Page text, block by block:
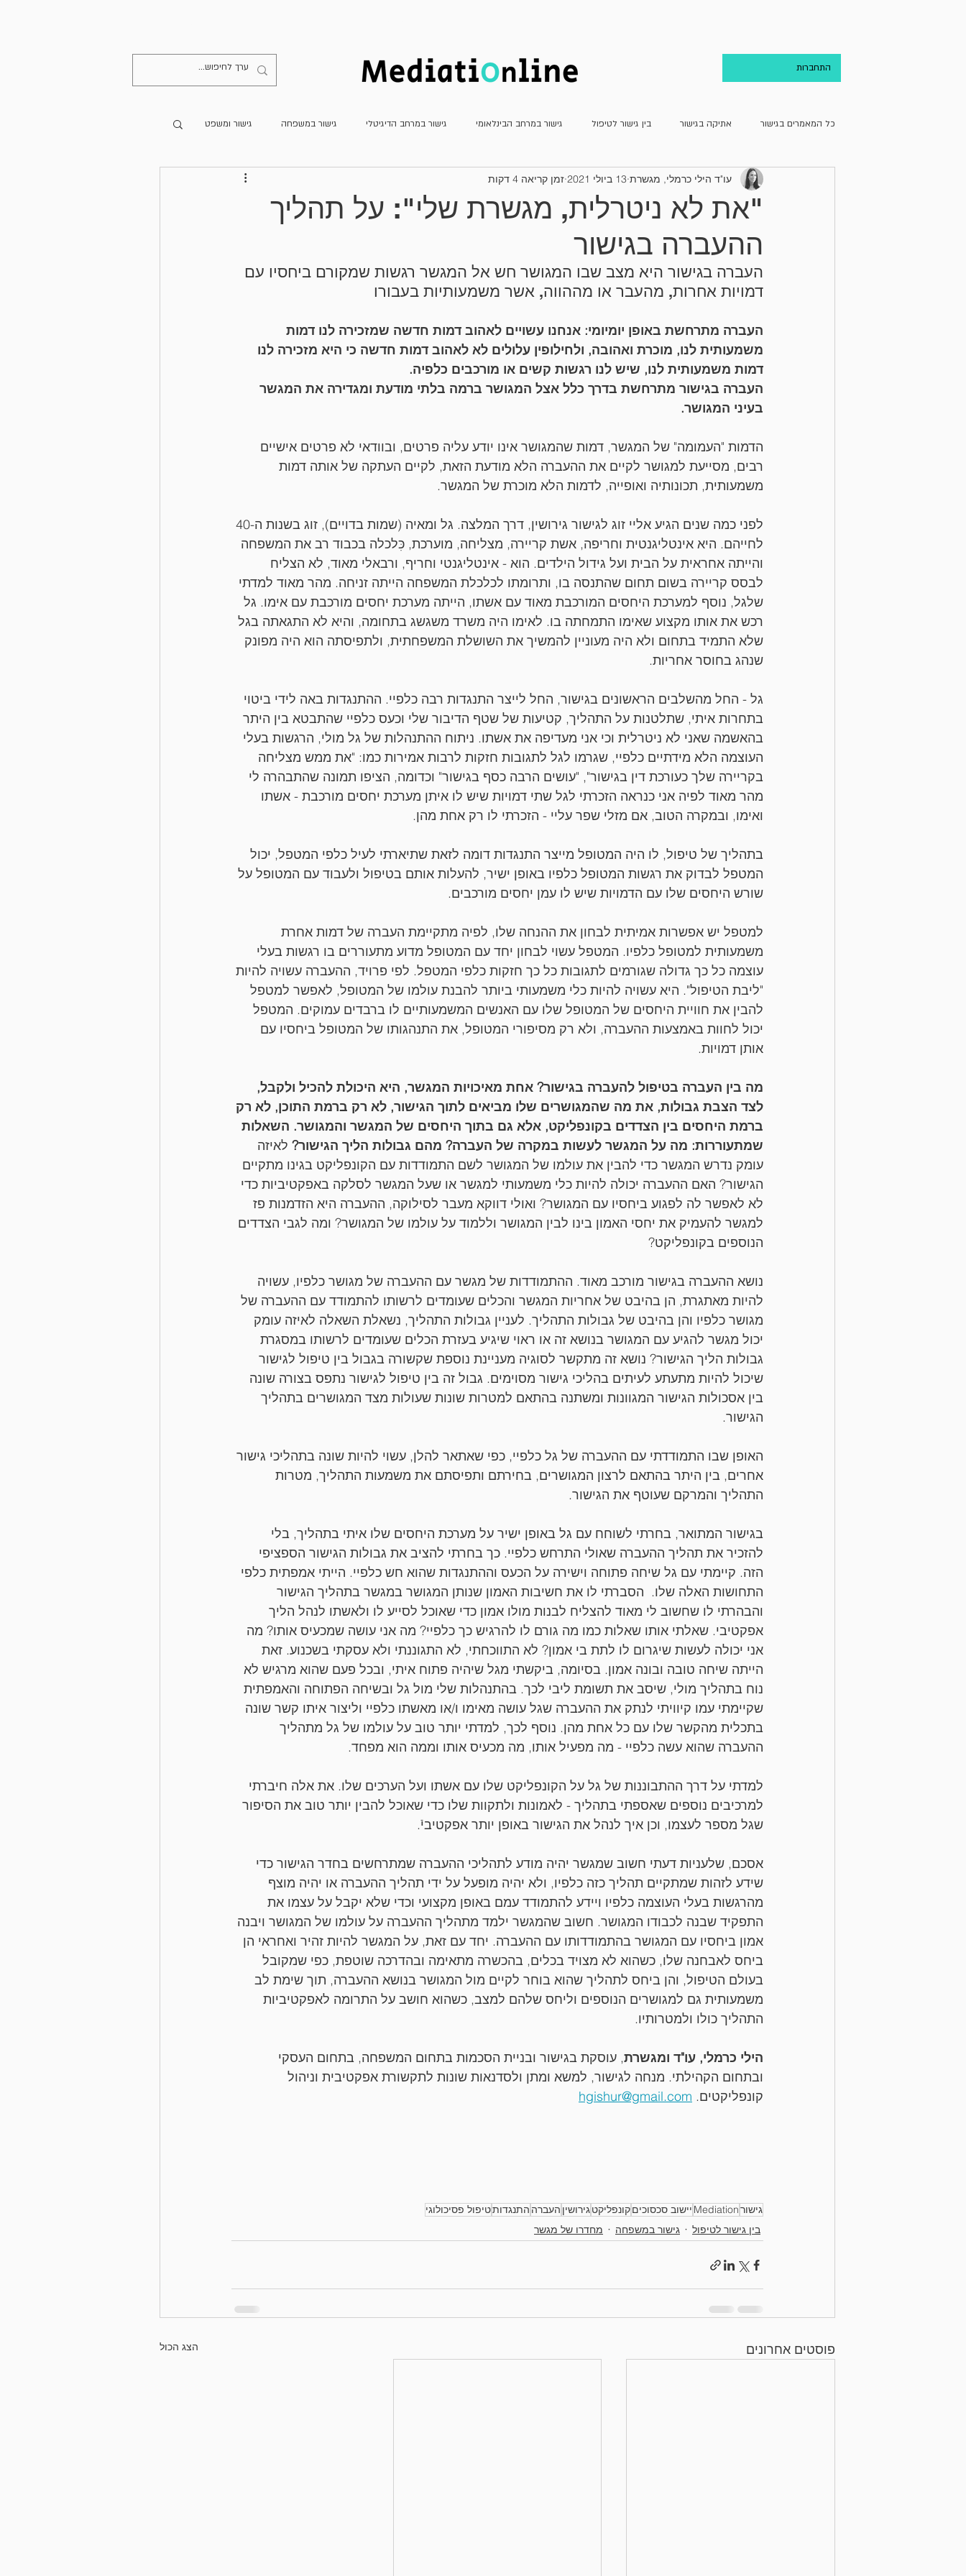
התחברות
כל המאמרים בגישור אתיקה בגישור בין גישור לטיפול גישור במרחב הבינלאומי גישור במרחב הדיגיטלי גישור במשפחה גישור ומשפט
גישור ועריכת הדין גישור וקהילה גישור פלילי גישור שהמדינה צד לו
מחדרו של מגשר מן האקדמיה עדכוני פסיקה
"את לא ניטרלית, מגשרת שלי": על תהליך
ההעברה בגישור
עו"ד הילי כרמלי, מגשרת 13 ביולי 2021 זמן קריאה 4 דקות
העברה בגישור היא מצב שבו המגושר חש אל המגשר רגשות שמקורם ביחסיו עם
דמויות אחרות, מהעבר או מההווה, אשר משמעותיות בעבורו
העברה מתרחשת באופן יומיומי: אנחנו עשויים לאהוב דמות חדשה שמזכירה לנו דמות
משמעותית לנו, מוכרת ואהובה, ולחילופין עלולים לא לאהוב דמות חדשה כי היא מזכירה לנו
דמות משמעותית לנו, שיש לנו רגשות קשים או מורכבים כלפיה.
העברה בגישור מתרחשת בדרך כלל אצל המגושר ברמה בלתי מודעת ומגדירה את המגשר
בעיני המגושר.
הדמות "העמומה" של המגשר, דמות שהמגושר אינו יודע עליה פרטים, ובוודאי לא פרטים אישיים
רבים, מסייעת למגושר לקיים את ההעברה הלא מודעת הזאת, לקיים העתקה של אותה דמות
משמעותית, תכונותיה ואופייה, לדמות הלא מוכרת של המגשר.
לחייהם. היא אינטליגנטית וחריפה, אשת קריירה, מצליחה, מוערכת, כִּלכלה בכבוד רב את המשפחה
והייתה אחראית על הבית ועל גידול הילדים. הוא - אינטליגנטי וחריף, ורבאלי מאוד, לא הצליח
לבסס קריירה בשום תחום שהתנסה בו, ותרומתו לכלכלת המשפחה הייתה זניחה. מהר מאוד למדתי
שלגל, נוסף למערכת היחסים המורכבת מאוד עם אשתו, הייתה מערכת יחסים מורכבת עם אימו. גל
רכש את אותו מקצוע שאימו התמחתה בו. לאימו היה משרד משגשג בתחומה, והיא לא התגאתה בגל
שלא התמיד בתחום ולא היה מעוניין להמשיך את השושלת המשפחתית, ולתפיסתה הוא היה מפונק
שנהג בחוסר אחריות.
גל - החל מהשלבים הראשונים בגישור, החל לייצר התנגדות רבה כלפיי. ההתנגדות באה לידי ביטוי
בתחרות איתי, שתלטנות על התהליך, קטיעות של שטף הדיבור שלי וכעס כלפיי שהתבטא בין היתר
בהאשמה שאני לא ניטרלית וכי אני מעדיפה את אשתו. ניתוח ההתנהלות של גל מולי, הרגשות בעלי
העוצמה הלא מידתיים כלפיי, שגרמו לגל לתגובות חזקות לרבות אמירות כמו: "את ממש מצליחה
בקריירה שלך כעורכת דין בגישור", "עושים הרבה כסף בגישור" וכדומה, הציפו תמונה שהתבהרה לי
מהר מאוד לפיה אני כנראה הזכרתי לגל שתי דמויות שיש לו איתן מערכת יחסים מורכבת - אשתו
ואימו, ובמקרה הטוב, אם מזלי שפר עליי - הזכרתי לו רק אחת מהן.
בתהליך של טיפול, לו היה המטופל מייצר התנגדות דומה לזאת שתיארתי לעיל כלפי המטפל, יכול
המטפל לבדוק את רגשות המטופל כלפיו באופן ישיר, להעלות אותם בטיפול ולעבוד עם המטופל על
שורש היחסים שלו עם הדמויות שיש לו עמן יחסים מורכבים.
למטפל יש אפשרות אמיתית לבחון את ההנחה שלו, לפיה מתקיימת העברה של דמות אחרת
משמעותית למטופל כלפיו. המטפל עשוי לבחון יחד עם המטופל מדוע מתעוררים בו רגשות בעלי
עוצמה כל כך גדולה שגורמים לתגובות כל כך חזקות כלפי המטפל. לפי פרויד, ההעברה עשויה להיות
"ליבת הטיפול". היא עשויה להיות כלי משמעותי ביותר להבנת עולמו של המטופל, לאפשר למטפל
להבין את חוויית היחסים של המטופל שלו עם האנשים המשמעותיים לו ברבדים עמוקים. המטפל
יכול לחוות באמצעות ההעברה, ולא רק מסיפורי המטופל, את התנהגותו של המטופל ביחסיו עם
אותן דמויות.
מה בין העברה בטיפול להעברה בגישור? אחת מאיכויות המגשר, היא היכולת להכיל ולקבל,
לצד הצבת גבולות, את מה שהמגושרים שלו מביאים לתוך הגישור, לא רק ברמת התוכן, לא רק
ברמת היחסים בין הצדדים בקונפליקט, אלא גם בתוך היחסים של המגשר והמגושר. השאלות
שמתעוררות: מה על המגשר לעשות במקרה של העברה? מהם גבולות הליך הגישור? לאיזה
עומק נדרש המגשר כדי להבין את עולמו של המגושר לשם התמודדות עם הקונפליקט בגינו מתקיים
הגישור? האם ההעברה יכולה להיות כלי משמעותי למגשר או שעל המגשר לסלקה באפקטיביות כדי
לא לאפשר לה לפגוע ביחסיו עם המגושר? ואולי דווקא מעבר לסילוקה, ההעברה היא הזדמנות פז
למגשר להעמיק את יחסי האמון בינו לבין המגושר וללמוד על עולמו של המגושר? ומה לגבי הצדדים
הנוספים בקונפליקט?
נושא ההעברה בגישור מורכב מאוד. ההתמודדות של מגשר עם ההעברה של מגושר כלפיו, עשויה
להיות מאתגרת, הן בהיבט של אחריות המגשר והכלים שעומדים לרשותו להתמודד עם ההעברה של
מגושר כלפיו והן בהיבט של גבולות התהליך. לעניין גבולות התהליך, נשאלת השאלה לאיזה עומק
יכול מגשר להגיע עם המגושר בנושא זה או ראוי שיגיע בעזרת הכלים שעומדים לרשותו במסגרת
גבולות הליך הגישור? נושא זה מתקשר לסוגיה מעניינת נוספת שקשורה בגבול בין טיפול לגישור
שיכול להיות מתעתע לעיתים בהליכי גישור מסוימים. גבול זה בין טיפול לגישור נתפס בצורה שונה
בין אסכולות הגישור המגוונות ומשתנה בהתאם למטרות שונות שעולות מצד המגושרים בתהליך
הגישור.
האופן שבו התמודדתי עם ההעברה של גל כלפיי, כפי שאתאר להלן, עשוי להיות שונה בתהליכי גישור
אחרים, בין היתר בהתאם לרצון המגושרים, בחירתם ותפיסתם את משמעות התהליך, מטרות
התהליך והמרקם שעוטף את הגישור.
בגישור המתואר, בחרתי לשוחח עם גל באופן ישיר על מערכת היחסים שלו איתי בתהליך, בלי
להזכיר את תהליך ההעברה שאולי התרחש כלפיי. כך בחרתי להציב את גבולות הגישור הספציפי
הזה. קיימתי עם גל שיחה פתוחה וישירה על הכעס וההתנגדות שהוא חש כלפיי. הייתי אמפתית כלפי
התחושות האלה שלו.  הסברתי לו את חשיבות האמון שנותן המגושר במגשר בתהליך הגישור
והבהרתי לו שחשוב לי מאוד להצליח לבנות מולו אמון כדי שאוכל לסייע לו ולאשתו לנהל הליך
אפקטיבי. שאלתי אותו שאלות כמו מה גורם לו להרגיש כך כלפיי? מה אני עושה שמכעיס אותו? מה
אני יכולה לעשות שיגרום לו לתת בי אמון? לא התווכחתי, לא התגוננתי ולא עסקתי בשכנוע. זאת
הייתה שיחה טובה ובונה אמון. בסיומה, ביקשתי מגל שיהיה פתוח איתי, ובכל פעם שהוא מרגיש לא
נוח בתהליך מולי, שיסב את תשומת ליבי לכך. בהתנהלות שלי מול גל ובשיחה הפתוחה והאמפתית
שקיימתי עמו קיוויתי לנתק את ההעברה שגל עושה מאימו ו/או מאשתו כלפיי וליצור איתו קשר שונה
בתכלית מהקשר שלו עם כל אחת מהן. נוסף לכך, למדתי יותר טוב על עולמו של גל מתהליך
ההעברה שהוא עשה כלפיי - מה מפעיל אותו, מה מכעיס אותו וממה הוא מפחד.
למדתי על דרך ההתבוננות של גל על הקונפליקט שלו עם אשתו ועל הערכים שלו. את אלה חיברתי
למרכיבים נוספים שאספתי בתהליך - לאמונות ולתקוות שלו כדי שאוכל להבין יותר טוב את הסיפור
שגל מספר לעצמו, וכן איך לנהל את הגישור באופן יותר אפקטיביֿ.
אסכם, שלעניות דעתי חשוב שמגשר יהיה מודע לתהליכי ההעברה שמתרחשים בחדר הגישור כדי
שידע לזהות שמתקיים תהליך כזה כלפיו, ולא יהיה מופעל על ידי תהליך ההעברה או יהיה מוצף
מהרגשות בעלי העוצמה כלפיו ויידע להתמודד עמם באופן מקצועי וכדי שלא יקבל על עצמו את
התפקיד שבנה לכבודו המגושר. חשוב שהמגשר ילמד מתהליך ההעברה על עולמו של המגושר ויבנה
אמון ביחסיו עם המגושר בהתמודדותו עם ההעברה. יחד עם זאת, על המגשר להיות זהיר ואחראי הן
ביחס לאבחנה שלו, כשהוא לא מצויד בכלים, בהכשרה מתאימה ובהדרכה שוטפת, כפי שמקובל
בעולם הטיפול, והן ביחס לתהליך שהוא בוחר לקיים מול המגושר בנושא ההעברה, תוך שימת לב
משמעותית גם למגושרים הנוספים וליחס שלהם למצב, כשהוא חושב על התרומה לאפקטיביות
התהליך כולו ולמטרותיו.
הילי כרמלי, עו"ד ומגשרת, עוסקת בגישור ובניית הסכמות בתחום המשפחה, בתחום העסקי
ובתחום הקהילתי. מנחה לגישור, למשא ומתן ולסדנאות שונות לתקשורת אפקטיבית וניהול
קונפליקטים. hgishur@gmail.com
גישורMediation יישוב סכסוכיםקונפליקטגירושין העברה התנגדותטיפול פסיכולוגי
בין גישור לטיפול
גישור במשפחה מחדרו של מגשר
פוסטים אחרונים הצג הכול